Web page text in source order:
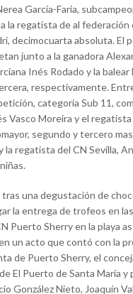
García-Faria,
la regatista de al federación
decimocuarta absoluta. El
junto a la ganadora
Inés Rodado y la
respectivamente.
categoría Sub 11,
Vasco Moreira y el regatista
segundo y tercero
regatista del CN Sevilla,
tras una degustación de
la entrega de trofeos en
Puerto Sherry en la playa
un acto que contó con la
de Puerto Sherry, el
El Puerto de Santa María y
González Nieto, Joaquín